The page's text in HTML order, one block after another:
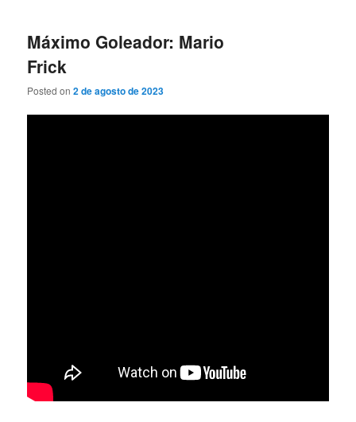
Máximo Goleador: Mario
Frick
Posted on2 de agosto de 2023